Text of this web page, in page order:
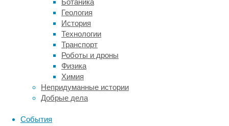
Ботаника
Геология
История
Технологии
Транспорт
Роботы и дроны
Физика
Химия
Непридуманные истории
Добрые дела
События
приняли
участие
139.924
женщины
постменопаузе
(возрасте
от
50
до
лет),